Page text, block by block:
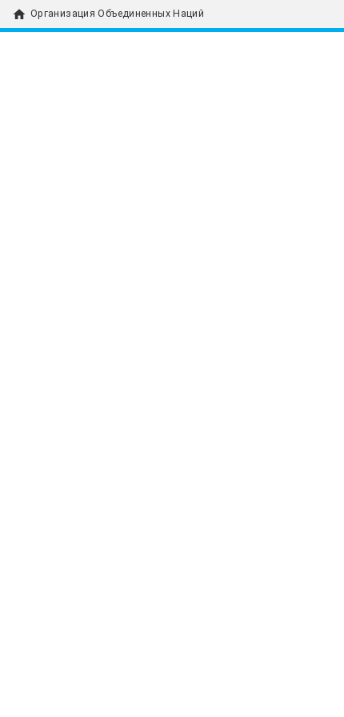
home Организация Объединенных Наций